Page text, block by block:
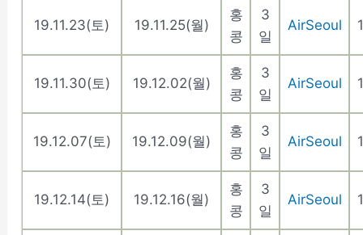
19.11.23(토) 19.11.25(월)
홍
콩
3
일
AirSeoul
19.11.30(토) 19.12.02(월)
홍
콩
3
일
AirSeoul
19.12.07(토) 19.12.09(월)
홍
콩
3
일
AirSeoul
19.12.14(토) 19.12.16(월)
홍
콩
3
일
AirSeoul